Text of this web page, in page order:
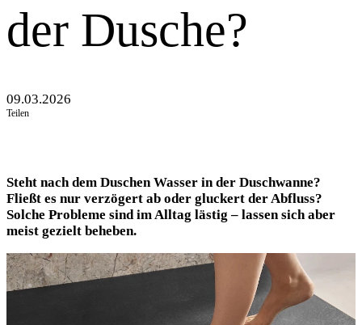
der Dusche?
09.03.2026
Teilen
Steht nach dem Duschen Wasser in der Duschwanne?
Fließt es nur verzögert ab oder gluckert der Abfluss?
Solche Probleme sind im Alltag lästig – lassen sich aber
meist gezielt beheben.